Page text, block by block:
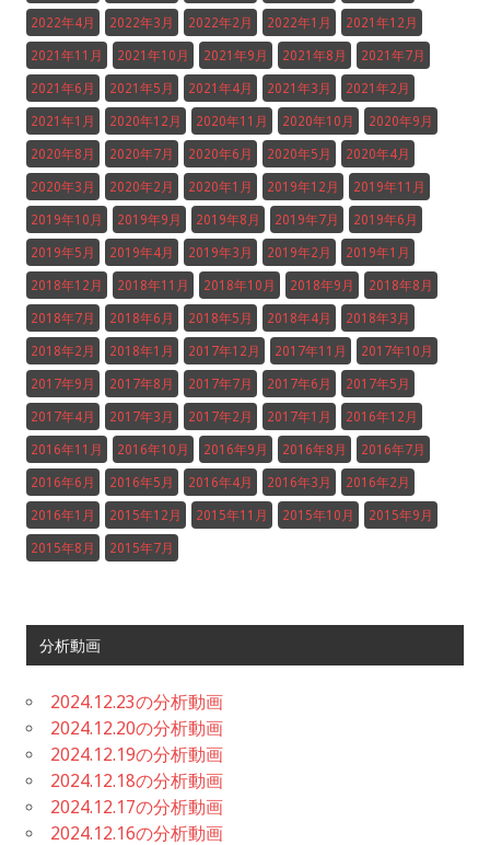
2022年4月 2022年3月 2022年2月 2022年1月 2021年12月
2021年11月 2021年10月 2021年9月 2021年8月 2021年7月
2021年6月 2021年5月 2021年4月 2021年3月 2021年2月
2021年1月 2020年12月 2020年11月 2020年10月 2020年9月
2020年8月 2020年7月 2020年6月 2020年5月 2020年4月
2020年3月 2020年2月 2020年1月 2019年12月 2019年11月
2019年10月 2019年9月 2019年8月 2019年7月 2019年6月
2019年5月 2019年4月 2019年3月 2019年2月 2019年1月
2018年12月 2018年11月 2018年10月 2018年9月 2018年8月
2018年7月 2018年6月 2018年5月 2018年4月 2018年3月
2018年2月 2018年1月 2017年12月 2017年11月 2017年10月
2017年9月 2017年8月 2017年7月 2017年6月 2017年5月
2017年4月 2017年3月 2017年2月 2017年1月 2016年12月
2016年11月 2016年10月 2016年9月 2016年8月 2016年7月
2016年6月 2016年5月 2016年4月 2016年3月 2016年2月
2016年1月 2015年12月 2015年11月 2015年10月 2015年9月
2015年8月 2015年7月
分析動画
2024.12.23の分析動画
2024.12.20の分析動画
2024.12.19の分析動画
2024.12.18の分析動画
2024.12.17の分析動画
2024.12.16の分析動画